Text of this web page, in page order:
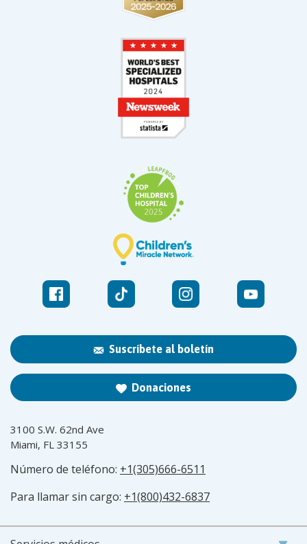
Suscríbete al boletín
Donaciones
3100 S.W. 62nd Ave
Miami, FL 33155
Número de teléfono: +1(305)666-6511
Para llamar sin cargo: +1(800)432-6837